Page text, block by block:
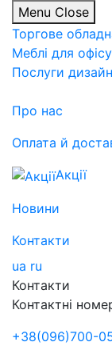
Menu Close
Торгове
Меблі для офісу
Послуги
Про нас
Оплата й
Акції
Новини
Контакти
ua ru
Контакти
Контактні
+38(096)700-